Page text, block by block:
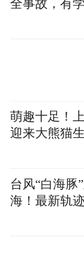
何猷君此次
23年间，在
凯尔特人赢
今年3月，
(STG)管理
球队，创下
全事故，有
萌趣十足！
迎来大熊猫
台风“白海豚
海！最新轨